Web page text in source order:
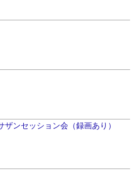
ザンセッション会（録画あり）